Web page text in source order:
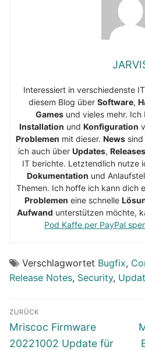
Interessiert in verschiedenste
diesem Blog über Software,
Gamesund vieles mehr. Ich
Installation und Konfiguration
Problemen mit dieser. News
ich auch über Updates, Releases
IT berichte. Letztendlich nutze
Dokumentation und
Themen. Ich hoffe ich kann dich
Problemen eine schnelle
Aufwand unterstützen möchte,
Pod Kaffe per PayPal
Verschlagwortet Bugfix,
Release Notes, Security,
Beitragsnavigation
ZURÜCK
Vorheriger
Beitrag:
Mriscoc Firmware
20221002 Update für